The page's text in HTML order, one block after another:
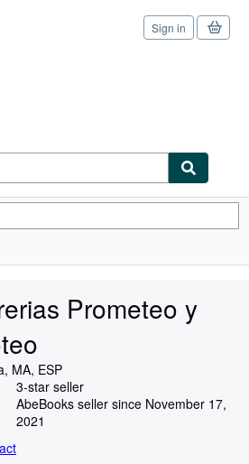
Sign in
Prometeo y
MA, ESP
3-star seller
AbeBooks seller since November 17,
2021